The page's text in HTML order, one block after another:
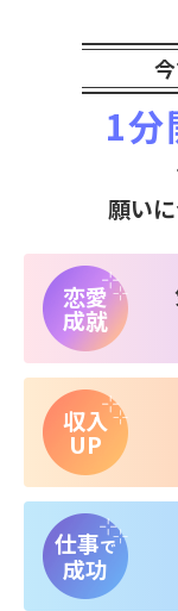
1分
願い
恋愛
成就
収入
UP
仕事で
成功